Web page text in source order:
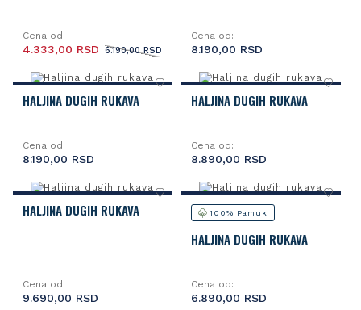
Cena od:
6.190,00 RSD
4.333,00 RSD
Cena od:
8.190,00 RSD
HALJINA DUGIH RUKAVA
Cena od:
8.190,00 RSD
HALJINA DUGIH RUKAVA
Cena od:
8.890,00 RSD
HALJINA DUGIH RUKAVA
Cena od:
9.690,00 RSD
100% Pamuk
HALJINA DUGIH RUKAVA
Cena od:
6.890,00 RSD